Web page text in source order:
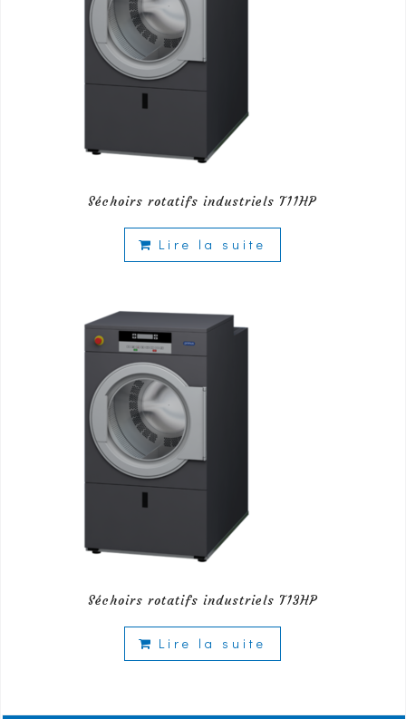
Séchoirs rotatifs industriels T11HP
Lire la suite
Séchoirs rotatifs industriels T13HP
Lire la suite